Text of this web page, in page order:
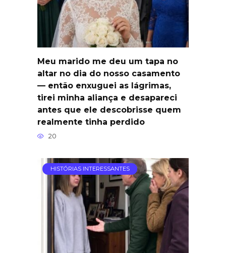
Meu marido me deu um tapa no
altar no dia do nosso casamento
— então enxuguei as lágrimas,
tirei minha aliança e desapareci
antes que ele descobrisse quem
realmente tinha perdido
20
HISTÓRIAS INTERESSANTES